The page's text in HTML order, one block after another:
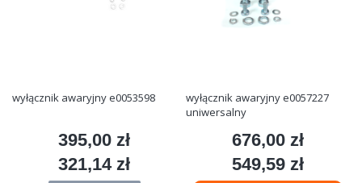
wyłącznik awaryjny e0053598
Cena
395,00 zł
Cena
321,14 zł
wyłącznik awaryjny e0057227
uniwersalny
Cena
676,00 zł
Cena
549,59 zł